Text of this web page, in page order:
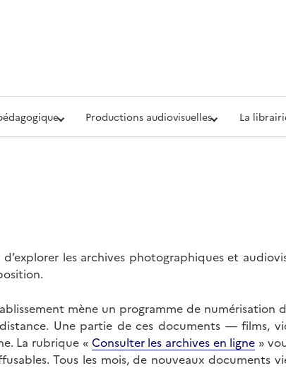
de la Défense (ECPAD)
Productions audiovisuelles La
les archives photographiques et
mène un programme de numérisation
Une partie de ces documents — films,
La rubrique « Consulter les archives en ligne »
Tous les mois, de nouveaux documents